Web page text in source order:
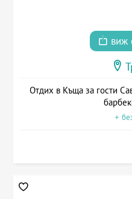
виж
Отдих в Къща за гости
+